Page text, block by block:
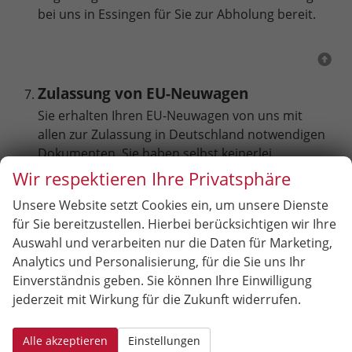
bei uns in Essingen für Sie zur Abholung bereit.
Zulassung von EU-Neuwagen
Sie erhalten Ihren EU-Neuwagen von uns mit
allen zur Zulassung in Deutschland notwendigen
Dokumenten. Sie haben selbst keinerlei
Behördengänge - außer zur Zulassungstelle um
Ihren Neuwagen anzumelden - zu erledigen. Auch
die bei Reimport Fahrzeugen notwendige
Kontrolle der Fahrgestellnummer (FIN-
Bestätigung) durch TÜV, DEKRA oder GTÜ
erledigen wir für Sie.
Auto online kaufen im Internet-
Wir respektieren Ihre Privatsphäre
Unsere Website setzt Cookies ein, um unsere Dienste
für Sie bereitzustellen. Hierbei berücksichtigen wir Ihre
Auswahl und verarbeiten nur die Daten für Marketing,
Analytics und Personalisierung, für die Sie uns Ihr
Einverständnis geben. Sie können Ihre Einwilligung
jederzeit mit Wirkung für die Zukunft widerrufen.
Alle akzeptieren Einstellungen